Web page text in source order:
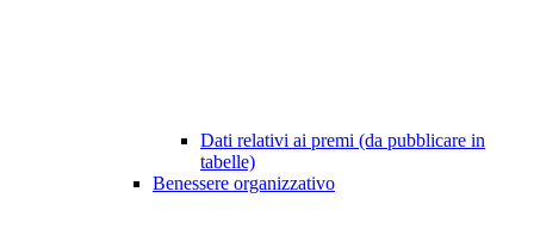
Dati relativi ai premi (da pubblicare in
tabelle)
Benessere organizzativo